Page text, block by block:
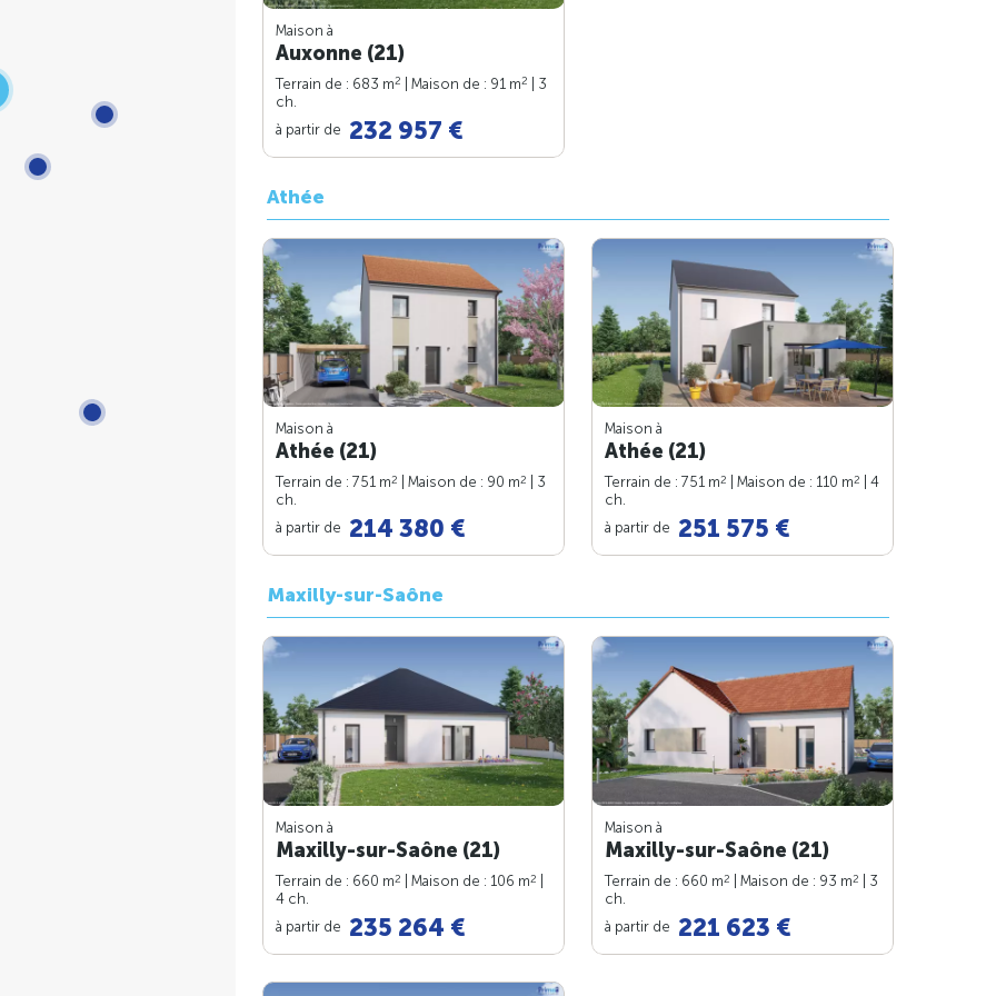
Maison à
Auxonne (21)
Terrain de : 683 m2 | Maison de : 91 m2
| 3
ch.
à partir de 232 957 €
Athée
Maison à
Athée (21)
Terrain de : 751 m2 | Maison de : 90 m2
| 3
ch.
à partir de 214 380 €
Maison à
Athée (21)
Terrain de : 751 m2 | Maison de : 110 m2
| 4
ch.
à partir de 251 575 €
Maxilly-sur-Saône
Maison à
Maxilly-sur-Saône (21)
Terrain de : 660 m2 | Maison de : 106 m2
4 ch.
à partir de 235 264 €
Maison à
Maxilly-sur-Saône (21)
Terrain de : 660 m2 | Maison de : 93 m2
| 3
ch.
à partir de 221 623 €